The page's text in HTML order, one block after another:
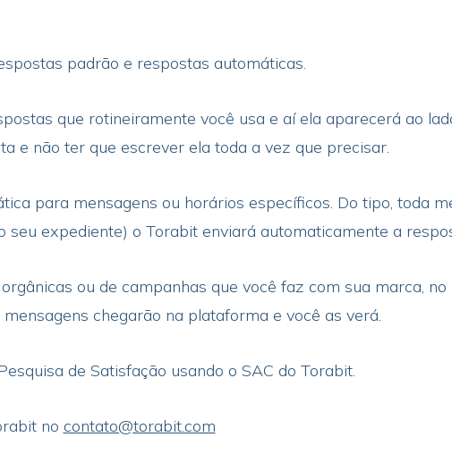
padrão e respostas automáticas.
que rotineiramente você usa e aí ela aparecerá ao
e não ter que escrever ela toda a vez que precisar.
para mensagens ou horários específicos. Do tipo, toda
seu expediente) o Torabit enviará automaticamente a
ou de campanhas que você faz com sua marca,
chegarão na plataforma e você as verá.
de Satisfação usando o SAC do Torabit.
no contato@torabit.com